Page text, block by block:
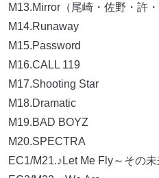
M13.Mirror（尾崎・佐野・許・
M14.Runaway
M15.Password
M16.CALL 119
M17.Shooting Star
M18.Dramatic
M19.BAD BOYZ
M20.SPECTRA
EC1/M21.♪Let Me Fly～その未